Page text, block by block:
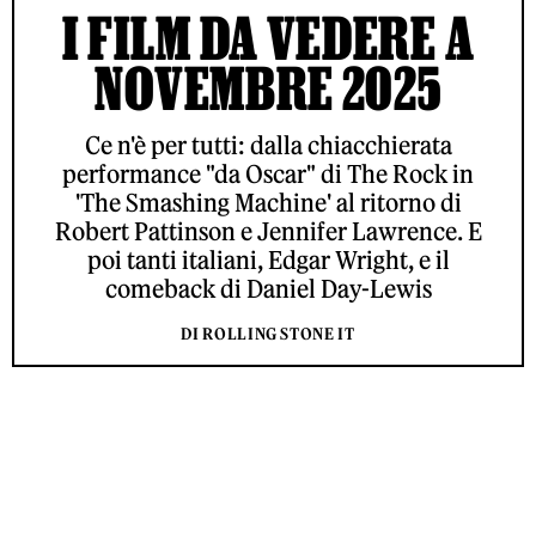
I FILM DA VEDERE A
NOVEMBRE 2025
Ce n'è per tutti: dalla chiacchierata
performance "da Oscar" di The Rock in
'The Smashing Machine' al ritorno di
Robert Pattinson e Jennifer Lawrence. E
poi tanti italiani, Edgar Wright, e il
comeback di Daniel Day-Lewis
DI ROLLING STONE IT